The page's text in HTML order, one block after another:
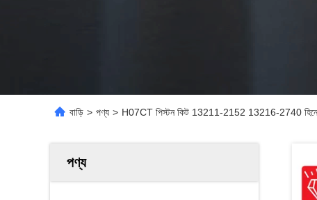
বাড়ি > পণ্য > H07CT পিস্টন কিট 13211-2152 13216-2740 হিনো
পণ্য